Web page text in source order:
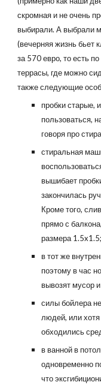
скромная и не очень
выбирали. А выбрали
(вечерняя жизнь бьет
за 570 евро, то есть
террасы, где можно
также следующие
пробки старые,
пользоваться,
говоря про
стиральная
вышибает
закончилась
Кроме того,
прямо с
размера 1.5x1.5;
в тот же
поэтому в час
вывозят мусор
силы бойлера
людей, или
обходились
в ванной в
одновременно
что